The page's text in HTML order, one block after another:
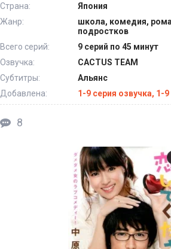
Страна:
Япония
Жанр:
школа, комедия,
подростков
Всего серий:
9 серий по 45 минут
Озвучка:
CACTUS TEAM
Субтитры:
Альянс
Добавлена:
1-9 серия озвучка, 1-
8